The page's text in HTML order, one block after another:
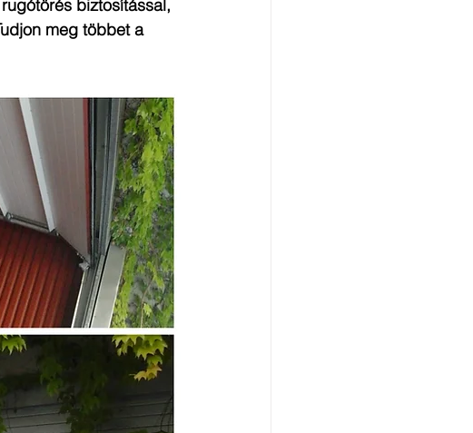
biztosítással,
meg többet a